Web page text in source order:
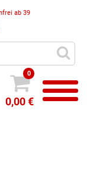
ab 39
0
0,00 €